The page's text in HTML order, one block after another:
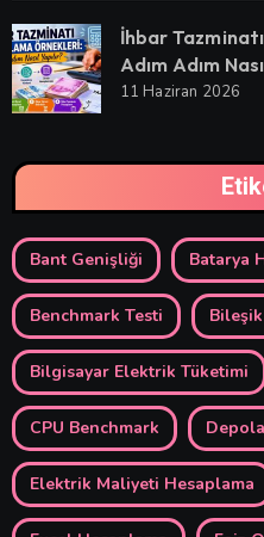
İhbar
Adım Adım
11 Haziran 2026
Bant Genişliği Batarya
Benchmark Testi
Bilgisayar Elektrik Tüketimi
CPU Benchmark
Elektrik Maliyeti Hesaplama